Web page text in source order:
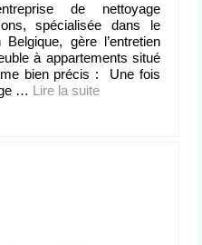
de nettoyage
spécialisée dans le
gère l’entretien
à appartements situé
bien précis : Une fois
… Lire la suite­­